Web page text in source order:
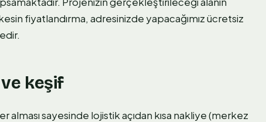
fiyatlandırma, adresinizde yapacağımız ücretsiz
keşif
sayesinde lojistik açıdan kısa nakliye (merkez